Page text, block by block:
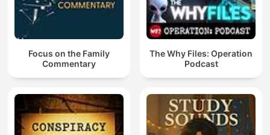
Focus on the Family
Commentary
The Why Files: Operation
Podcast